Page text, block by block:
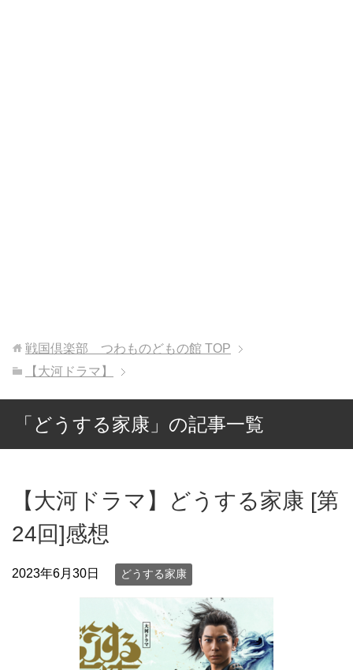
戦国倶楽部 つわものどもの館 TOP
【大河ドラマ】
「どうする家康」の記事一覧
【大河ドラマ】どうする家康 [第
24回]感想
2023年6月30日 どうする家康